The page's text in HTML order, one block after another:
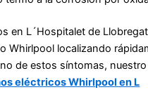
en L´Hospitalet de
Whirlpool localizando
de estos síntomas,
eléctricos Whirlpool en L